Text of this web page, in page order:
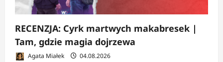
RECENZJA: Cyrk martwych makabresek |
Tam, gdzie magia dojrzewa
Agata Miałek 04.08.2026